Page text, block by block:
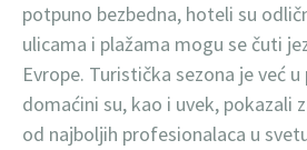
potpuno bezbedna, hoteli su
ulicama i plažama mogu se čuti
Evrope. Turistička sezona je već
domaćini su, kao i uvek, pokazali
od najboljih profesionalaca u